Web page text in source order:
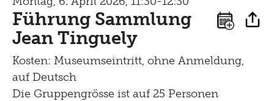
Führung Sammlung
Jean Tinguely
Kosten: Museumseintritt, ohne Anmeldung,
auf Deutsch
Die Gruppengrösse ist auf 25 Personen